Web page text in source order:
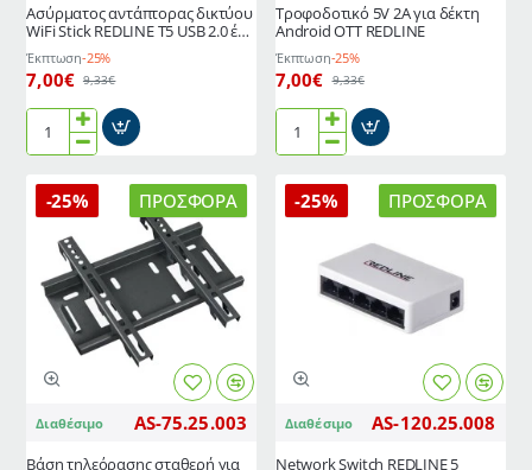
Ασύρματος αντάπτορας δικτύου
WiFi Stick REDLINE T5 USB 2.0 έως
150Mbps με εξωτερική
ρυθμιζόμενη κεραία
Έκπτωση-25%
7,00€ 9,33€
Ασύρματος
δικτύου
WiFi
Stick
REDLINE
T5
USB
150Mbps
εξωτερική
Τροφοδοτικό 5V 2A για δέκτη
Android OTT REDLINE
Έκπτωση-25%
7,00€ 9,33€
Τροφοδοτικό
2A
για
Android
REDLINE
ΠΡΟΣΦΟΡΆ
-25%
Διαθέσιμο AS-75.25.003
Βάση τηλεόρασης σταθερή για
ΠΡΟΣΦΟΡΆ
-25%
Διαθέσιμο AS-120.25.008
Network Switch REDLINE 5